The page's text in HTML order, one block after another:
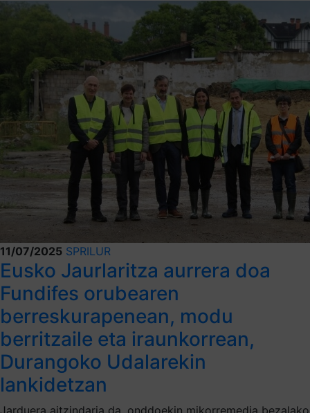
11/07/2025 SPRILUR
Eusko Jaurlaritza aurrera doa
Fundifes orubearen
berreskurapenean, modu
berritzaile eta iraunkorrean,
Durangoko Udalarekin
lankidetzan
Jarduera aitzindaria da, onddoekin mikorremedia bezalako